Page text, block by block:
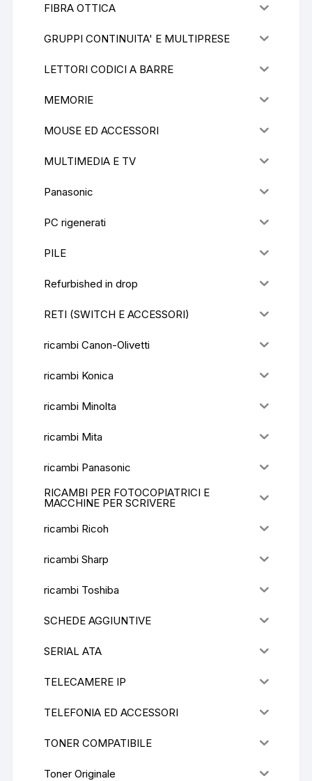
FIBRA OTTICA
GRUPPI CONTINUITA' E MULTIPRESE
LETTORI CODICI A BARRE
MEMORIE
MOUSE ED ACCESSORI
MULTIMEDIA E TV
Panasonic
PC rigenerati
PILE
Refurbished in drop
RETI (SWITCH E ACCESSORI)
ricambi Canon-Olivetti
ricambi Konica
ricambi Minolta
ricambi Mita
ricambi Panasonic
RICAMBI PER FOTOCOPIATRICI E
MACCHINE PER SCRIVERE
ricambi Ricoh
ricambi Sharp
ricambi Toshiba
SCHEDE AGGIUNTIVE
SERIAL ATA
TELECAMERE IP
TELEFONIA ED ACCESSORI
TONER COMPATIBILE
Toner Originale